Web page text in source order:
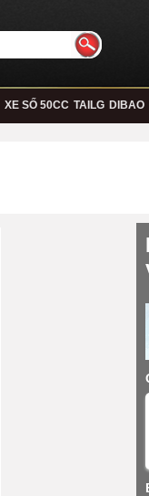
XE SỐ 50CC TAILG DIBAO